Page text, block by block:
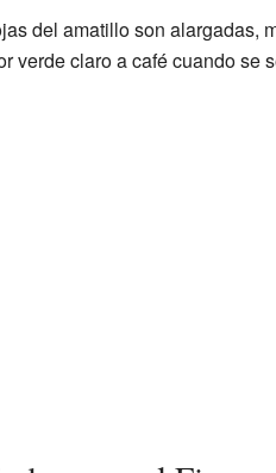
del amatillo son alargadas,
verde claro a café cuando se